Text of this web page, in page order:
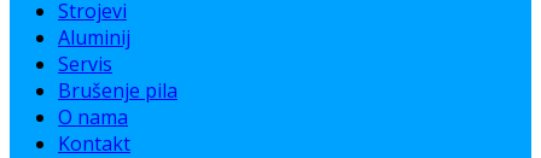
Strojevi
Aluminij
Servis
Brušenje pila
O nama
Kontakt